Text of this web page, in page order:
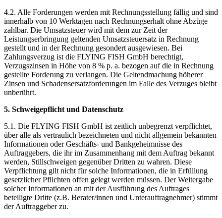
4.2. Alle Forderungen werden mit Rechnungsstellung fällig und sind
innerhalb von 10 Werktagen nach Rechnungserhalt ohne Abzüge
zahlbar. Die Umsatzsteuer wird mit dem zur Zeit der
Leistungserbringung geltenden Umsatzsteuersatz in Rechnung
gestellt und in der Rechnung gesondert ausgewiesen. Bei
Zahlungsverzug ist die FLYING FISH GmbH berechtigt,
Verzugszinsen in Höhe von 8 % p. a. bezogen auf die in Rechnung
gestellte Forderung zu verlangen. Die Geltendmachung höherer
Zinsen und Schadensersatzforderungen im Falle des Verzuges bleibt
unberührt.
5. Schweigepflicht und Datenschutz
5.1. Die FLYING FISH GmbH ist zeitlich unbegrenzt verpflichtet,
über alle als vertraulich bezeichneten und nicht allgemein bekannten
Informationen oder Geschäfts- und Bankgeheimnisse des
Auftraggebers, die ihr im Zusammenhang mit dem Auftrag bekannt
werden, Stillschweigen gegenüber Dritten zu wahren. Diese
Verpflichtung gilt nicht für solche Informationen, die in Erfüllung
gesetzlicher Pflichten offen gelegt werden müssen. Der Weitergabe
solcher Informationen an mit der Ausführung des Auftrages
beteiligte Dritte (z.B. Berater/innen und Unterauftragnehmer) stimmt
der Auftraggeber zu.